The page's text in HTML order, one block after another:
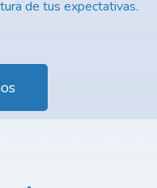
de tus expectativas.